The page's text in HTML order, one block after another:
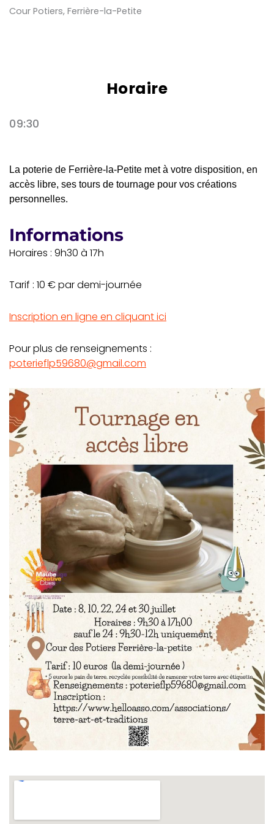
Cour Potiers, Ferrière-la-Petite
Horaire
09:30
La poterie de Ferrière-la-Petite met à votre disposition, en
accès libre, ses tours de tournage pour vos créations
personnelles.
Informations
Horaires : 9h30 à 17h
Tarif : 10 € par demi-journée
Inscription en ligne en cliquant ici
Pour plus de renseignements :
poterieflp59680@gmail.com